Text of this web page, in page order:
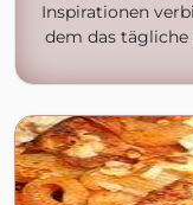
Inspirationen
dem das